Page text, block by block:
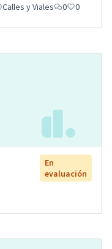
Calles y Viales 0 0
En
evaluación